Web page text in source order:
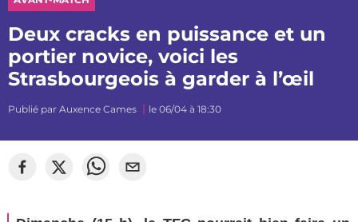
Deux cracks en puissance et un
portier novice, voici les
Strasbourgeois à garder à l’œil
Publié par Auxence Cames le 06/04 à 18:30